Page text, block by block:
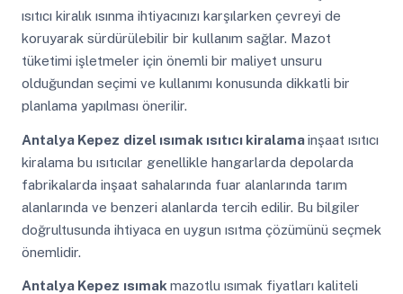
ısıtıcı kiralık ısınma ihtiyacınızı karşılarken çevreyi de
koruyarak sürdürülebilir bir kullanım sağlar. Mazot
tüketimi işletmeler için önemli bir maliyet unsuru
olduğundan seçimi ve kullanımı konusunda dikkatli bir
planlama yapılması önerilir.
Antalya Kepez dizel ısımak ısıtıcı kiralamainşaat ısıtıcı
kiralama bu ısıtıcılar genellikle hangarlarda depolarda
fabrikalarda inşaat sahalarında fuar alanlarında tarım
alanlarında ve benzeri alanlarda tercih edilir. Bu bilgiler
doğrultusunda ihtiyaca en uygun ısıtma çözümünü seçmek
önemlidir.
Antalya Kepez ısımak mazotlu ısımak fiyatları kaliteli